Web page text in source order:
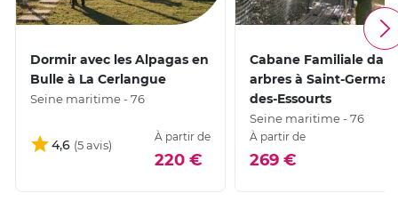
Dormir avec les Alpagas en
Bulle à La Cerlangue
Seine maritime - 76
4,6
À partir de
220 €
Cabane Familiale
arbres à Saint-
des-Essourts
Seine maritime - 76
À partir de
269 €